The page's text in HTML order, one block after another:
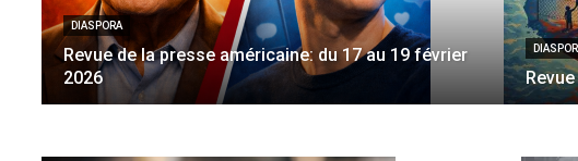
DIASPORA
Revue de la presse américaine: du 17 au 19 février
2026